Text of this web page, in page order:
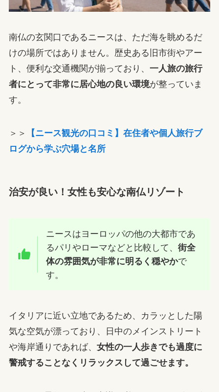
南仏の玄関口であるニースは、ただ海を眺めるだ
けの場所ではありません。歴史ある旧市街やアー
ト、便利な交通機関が揃っており、 一人旅の旅行
者にとって非常に居心地の良い環境が整っていま
す。
＞＞
【ニース観光の口コミ】在住者や個人旅行ブ
ログから学ぶ穴場と名所
治安が良い！女性も安心な南仏リゾート
ニースはヨーロッパの他の大都市であ
るパリやローマなどと比較して、街全
体の雰囲気が非常に明るく穏やかで
す。
イタリアに近い立地であるため、カラッとした陽
気な空気が漂っており、日中のメインストリート
や海岸通りであれば、 女性の一人歩きでも過度に
警戒することなくリラックスして過ごせます。